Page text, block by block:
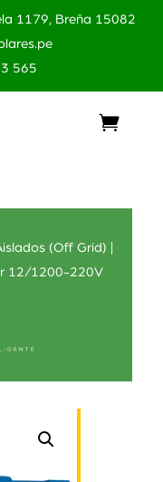
1179, Breña 15082
565
(Off Grid)
12/1200-220V